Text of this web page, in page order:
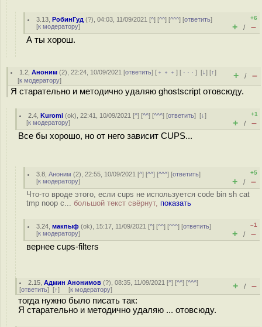
3.13 ,РобинГуд (?), 04:03, 11/09/2021 [^] [^^] [^^^] [ответить]
[к модератору]
+6
+ / –
А ты хорош.
1.2 ,Аноним (2), 22:24, 10/09/2021 [ответить] [ ﹢﹢﹢] [ · · ·][↓] [↑]
[к модератору] + / –
Я старательно и методично удаляю ghostscript отовсюду.
2.4 ,Kuromi (ok), 22:41, 10/09/2021 [^] [^^] [^^^] [ответить][↓]
[к модератору]
+1
+ / –
Все бы хорошо, но от него зависит CUPS...
3.8 ,Аноним (2), 22:55, 10/09/2021 [^] [^^] [^^^] [ответить]
[к модератору]
+5
+ / –
Что-то вроде этого, если cups не используется code bin sh cat
tmp noop c... большой текст свёрнут, показать
3.24 ,макпыф (ok), 15:17, 11/09/2021 [^] [^^] [^^^] [ответить]
[к модератору]
–1
+ / –
вернее cups-filters
2.15 ,Админ Анонимов (?), 08:35, 11/09/2021 [^] [^^] [^^^]
[ответить] [↑] [к модератору] + / –
тогда нужно было писать так:
Я старательно и методично удаляю ... отовсюду.